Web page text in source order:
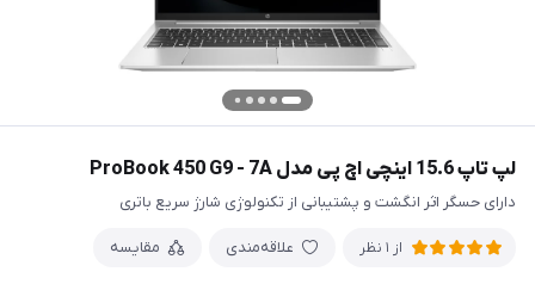
لپ تاپ 15.6 اینچی اچ پی مدل ProBook 450 G9 - 7A
دارای حسگر اثر انگشت و پشتیبانی از تکنولوژی شارژ سریع باتری
از 1 نظر علاقه‌مندی مقایسه